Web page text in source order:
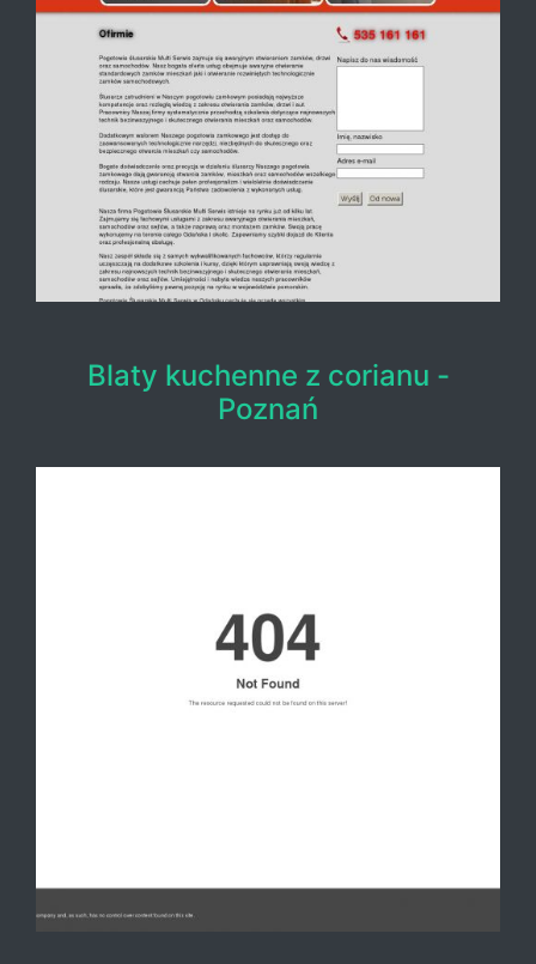
Blaty kuchenne z corianu -
Poznań